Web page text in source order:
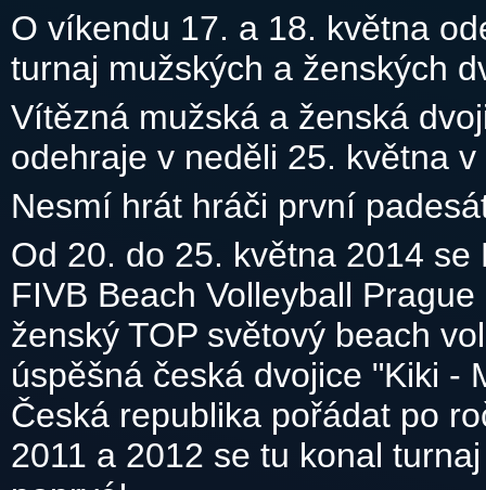
O víkendu 17. a 18. května
turnaj mužských a ženských
Vítězná mužská a ženská
odehraje v neděli 25. května
Nesmí hrát hráči první
Od 20. do 25. května 2014
FIVB Beach Volleyball
ženský TOP světový beach
úspěšná česká dvojice "Kiki -
Česká republika pořádat po
2011 a 2012 se tu konal